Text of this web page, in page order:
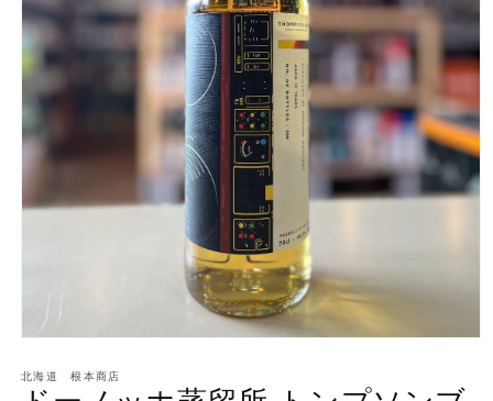
ダ
北海道 根本商店